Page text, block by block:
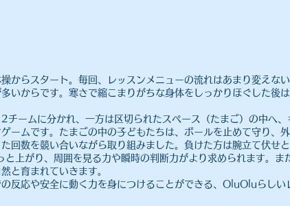
からスタート。毎回、レッスンメニューの流れはあまり変えな
いからです。寒さで縮こまりがちな身体をしっかりほぐした後
チームに分かれ、一方は区切られたスペース（たまご）の中へ
ームです。たまごの中の子どもたちは、ボールを止めて守り、
回数を競い合いながら取り組みました。負けた方は腕立て伏せ
上がり、周囲を見る力や瞬時の判断力がより求められます。ま
と育まれていきます。
反応や安全に動く力を身につけることができる、OluOluらしい